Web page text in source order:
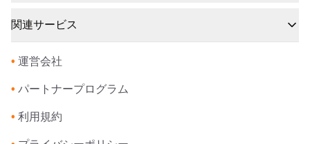
関連サービス
• 運営会社
• パートナープログラム
• 利用規約